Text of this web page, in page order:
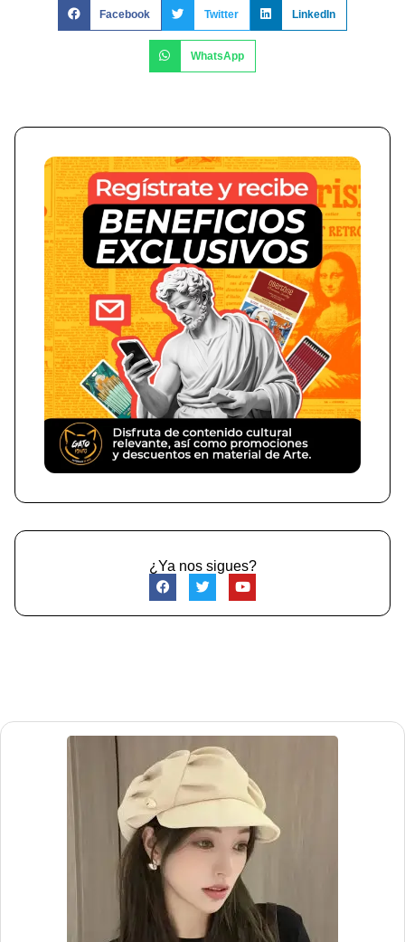
Facebook Twitter LinkedIn
WhatsApp
¿Ya nos sigues?